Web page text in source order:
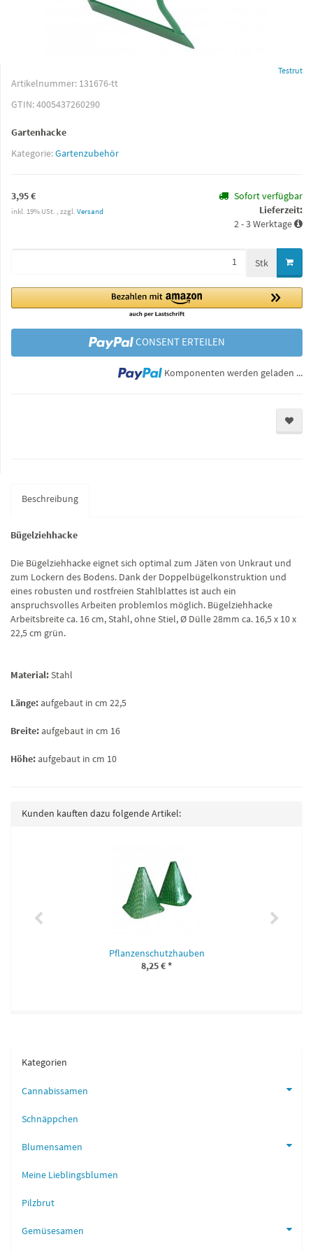
Testrut
Artikelnummer: 131676-tt
GTIN:4005437260290
Gartenhacke
Kategorie:Gartenzubehör
3,95 €
inkl. 19% USt. , zzgl. Versand
Sofort verfügbar
Lieferzeit:
2 - 3 Werktage
Stk
CONSENT ERTEILEN
Komponenten werden geladen ...
Beschreibung
Bügelziehhacke
Die Bügelziehhacke eignet sich optimal zum Jäten von Unkraut und
zum Lockern des Bodens. Dank der Doppelbügelkonstruktion und
eines robusten und rostfreien Stahlblattes ist auch ein
anspruchsvolles Arbeiten problemlos möglich. Bügelziehhacke
Arbeitsbreite ca. 16 cm, Stahl, ohne Stiel, Ø Dülle 28mm ca. 16,5 x 10 x
22,5 cm grün.
Material:Stahl
Länge: aufgebaut in cm 22,5
Breite: aufgebaut in cm 16
Höhe: aufgebaut in cm 10
Kunden kauften dazu folgende Artikel:
Pflanzenschutzhauben
8,25 €*
Kategorien
Cannabissamen
Schnäppchen
Blumensamen
Meine Lieblingsblumen
Pilzbrut
Gemüsesamen